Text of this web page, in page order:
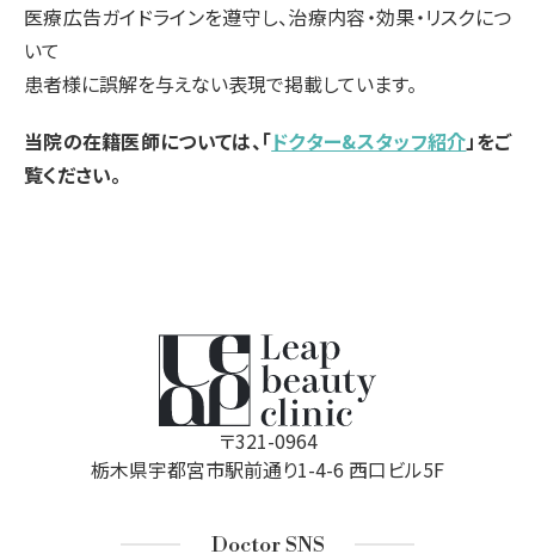
医療広告ガイドラインを遵守し、治療内容・効果・リスクにつ
いて
患者様に誤解を与えない表現で掲載しています。
当院の在籍医師については、「ドクター&スタッフ紹介」をご
覧ください。
〒321-0964
栃木県宇都宮市駅前通り1-4-6 西口ビル5F
Doctor SNS